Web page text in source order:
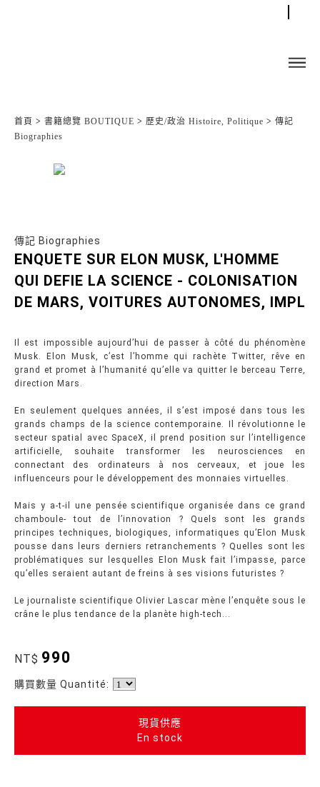
首頁 > 書籍總覽 BOUTIQUE > 歷史/政治 Histoire, Politique > 傳記
Biographies
傳記 Biographies
ENQUETE SUR ELON MUSK, L'HOMME
QUI DEFIE LA SCIENCE - COLONISATION
DE MARS, VOITURES AUTONOMES, IMPL
Il est impossible aujourd’hui de passer à côté du phénomène
Musk. Elon Musk, c’est l’homme qui rachète Twitter, rêve en
grand et promet à l’humanité qu’elle va quitter le berceau Terre,
direction Mars.
En seulement quelques années, il s’est imposé dans tous les
grands champs de la science contemporaine. Il révolutionne le
secteur spatial avec SpaceX, il prend position sur l’intelligence
artificielle, souhaite transformer les neurosciences en
connectant des ordinateurs à nos cerveaux, et joue les
influenceurs pour le développement des monnaies virtuelles.
Mais y a-t-il une pensée scientifique organisée dans ce grand
chamboule- tout de l’innovation ? Quels sont les grands
principes techniques, biologiques, informatiques qu’Elon Musk
pousse dans leurs derniers retranchements ? Quelles sont les
problématiques sur lesquelles Elon Musk fait l’impasse, parce
qu’elles seraient autant de freins à ses visions futuristes ?
Le journaliste scientifique Olivier Lascar mène l’enquête sous le
crâne le plus tendance de la planète high-tech...
NT$ 990
購買數量 Quantité:
現貨供應
En stock